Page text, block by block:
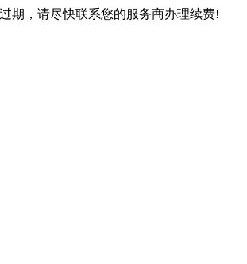
期，请尽快联系您的服务商办理续费!